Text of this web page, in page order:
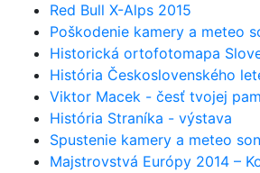
Red Bull X-Alps 2015
Poškodenie kamery a meteo
Historická ortofotomapa
História Československého
Viktor Macek - česť tvojej
História Straníka - výstava
Spustenie kamery a meteo
Majstrovstvá Európy 2014 –